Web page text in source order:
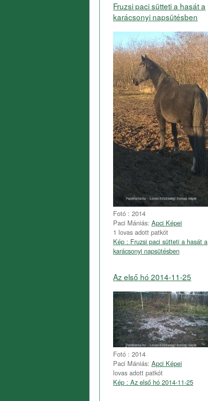
Fruzsi paci sütteti a hasát a
karácsonyi napsütésben
Fotó : 2014
Paci Mániás: Apci Képei
1 lovas adott patkót
Kép : Fruzsi paci sütteti a hasát a
karácsonyi napsütésben
Az első hó 2014-11-25
Fotó : 2014
Paci Mániás: Apci Képei
lovas adott patkót
Kép : Az első hó 2014-11-25